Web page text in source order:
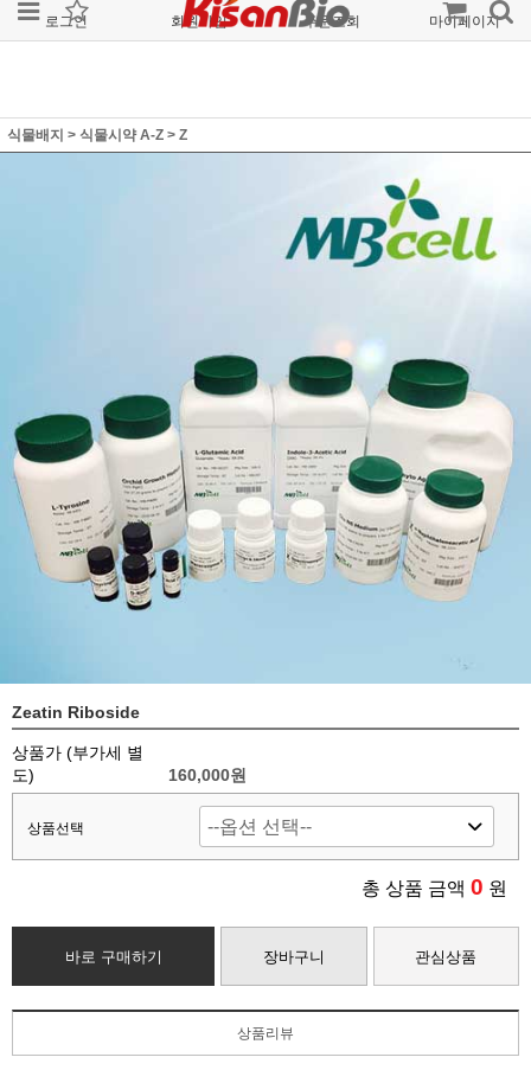
로그인 회원가입 주문조회 마이페이지
식물배지 > 식물시약 A-Z > Z
Zeatin Riboside
상품가 (부가세 별
도)
160,000원
상품선택
총 상품 금액 0 원
바로 구매하기 장바구니 관심상품
상품리뷰